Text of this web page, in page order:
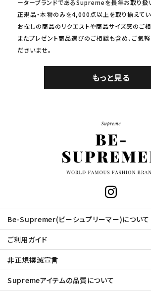
ーターブランドであるSupremeを長年お取り扱
正規品・本物のみを4,000点以上を取り揃えてい
お探しの商品のリクエストや商品サイズ感のご相
またプレゼント商品選びのご相談も含め、ご気
ださいませ。
もっと見る
Be-Supremer(ビーシュプリーマー)について
ご利用ガイド
非正規撲滅宣言
Supremeアイテムの品質について